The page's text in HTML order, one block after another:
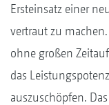
Ersteinsatz einer
vertraut zu
ohne großen
das
auszuschöpfen.